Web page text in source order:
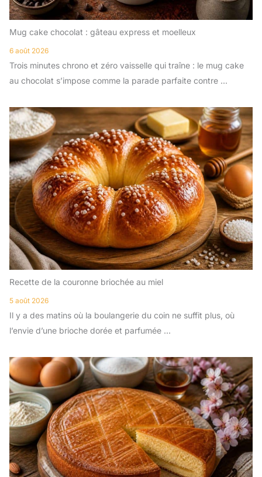
Mug cake chocolat : gâteau express et moelleux
6 août 2026
Trois minutes chrono et zéro vaisselle qui traîne : le mug cake
au chocolat s’impose comme la parade parfaite contre ...
Recette de la couronne briochée au miel
5 août 2026
Il y a des matins où la boulangerie du coin ne suffit plus, où
l’envie d’une brioche dorée et parfumée ...